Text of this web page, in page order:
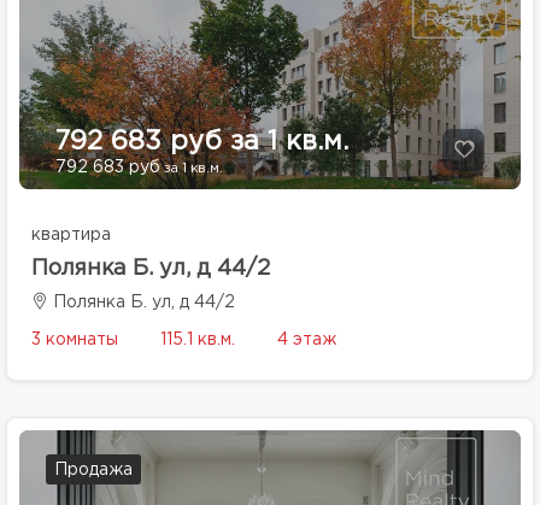
792 683 руб за 1 кв.м.
792 683 рубза 1 кв.м.
квартира
Полянка Б. ул, д 44/2
Полянка Б. ул, д 44/2
3 комнаты 115.1 кв.м. 4 этаж
Продажа